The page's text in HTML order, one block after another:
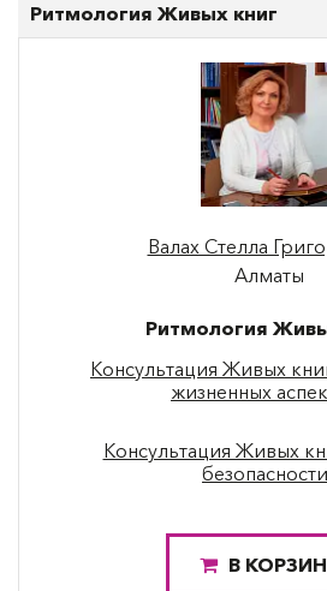
Ритмология Живых книг
Валах Стелла
Алматы
Ритмология
Консультация Живых
жизненных
Консультация Живых
В